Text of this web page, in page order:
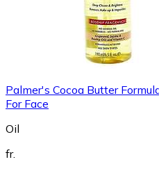
Palmer's Cocoa Butter
For Face
Oil
fr.